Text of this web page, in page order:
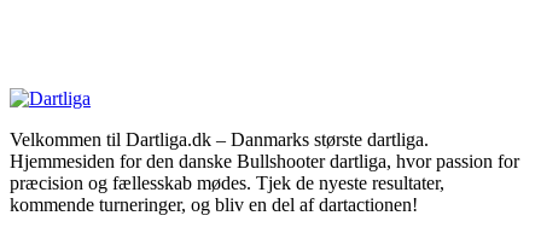
Velkommen til Dartliga.dk – Danmarks største dartliga.
Hjemmesiden for den danske Bullshooter dartliga, hvor passion for
præcision og fællesskab mødes. Tjek de nyeste resultater,
kommende turneringer, og bliv en del af dartactionen!